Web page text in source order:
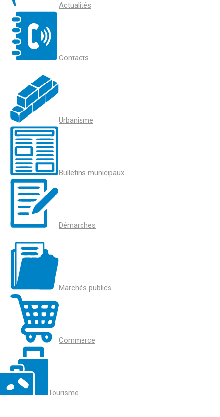
Actualités
Contacts
Urbanisme
Bulletins municipaux
Démarches
Marchés publics
Commerce
Tourisme